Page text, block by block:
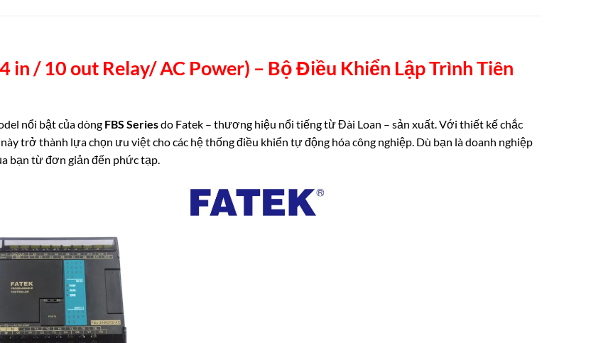
in / 10 out Relay/ AC Power) – Bộ Điều Khiển Lập Trình Tiên
nổi bật của dòng FBS Seriesdo Fatek – thương hiệu nổi tiếng từ Đài Loan – sản xuất. Với thiết kế chắc
trở thành lựa chọn ưu việt cho các hệ thống điều khiển tự động hóa công nghiệp. Dù bạn là doanh nghiệp
bạn từ đơn giản đến phức tạp.